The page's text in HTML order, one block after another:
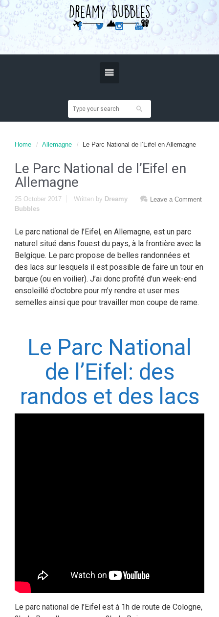
Home Allemagne Le Parc National de l’Eifel en Allemagne
Le Parc National de l’Eifel en
Allemagne
25 October 2017 Leave a Comment
Written by Dreamy
Bubbles
Le parc national de l’Eifel, en Allemagne, est un parc
naturel situé dans l’ouest du pays, à la frontière avec la
Belgique. Le parc propose de belles randonnées et
des lacs sur lesquels il est possible de faire un tour en
barque (ou en voilier). J’ai donc profité d’un week-end
ensoleillé d’octobre pour m’y rendre et user mes
semelles ainsi que pour travailler mon coupe de rame.
Le Parc National
de l’Eifel: des
randos et des lacs
Le parc national de l’Eifel est à 1h de route de Cologne,